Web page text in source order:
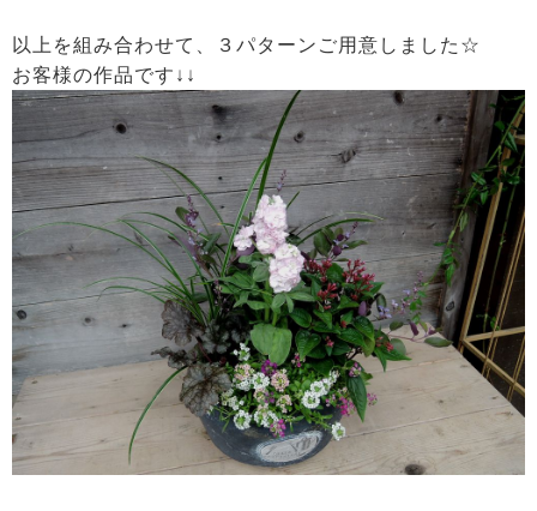
以上を組み合わせて、３パターンご用意しました☆
お客様の作品です↓↓